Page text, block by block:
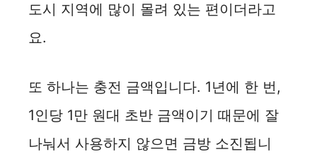
도시 지역에 많이 몰려 있는 편이더라고
요.
또 하나는 충전 금액입니다. 1년에 한 번,
1인당 1만 원대 초반 금액이기 때문에 잘
나눠서 사용하지 않으면 금방 소진됩니